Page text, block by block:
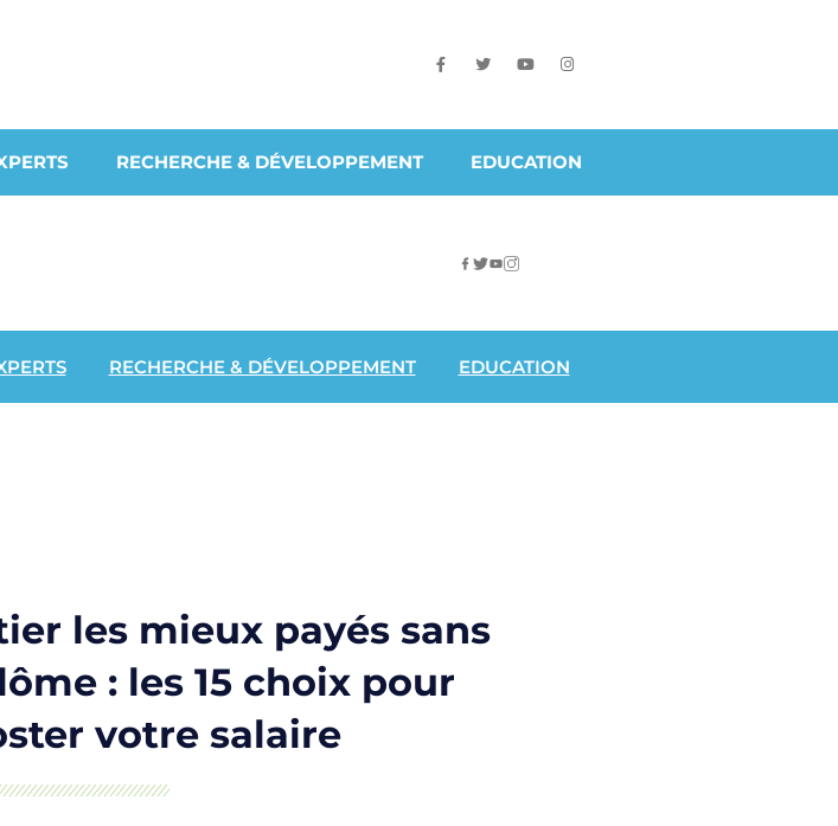
RECHERCHE & DÉVELOPPEMENT EDUCATION
RECHERCHE & DÉVELOPPEMENT EDUCATION
les mieux payés sans
: les 15 choix pour
votre salaire